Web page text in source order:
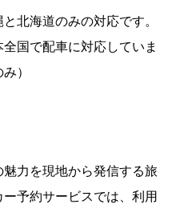
北海道のみの対応です。
国で配車に対応していま
）
魅力を現地から発信する旅
予約サービスでは、利用